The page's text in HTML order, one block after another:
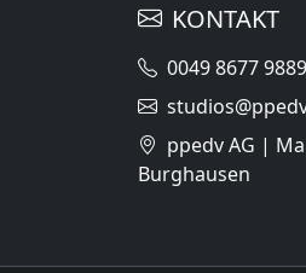
KONTAKT
0049 8677
ppedv AG |
Burghausen